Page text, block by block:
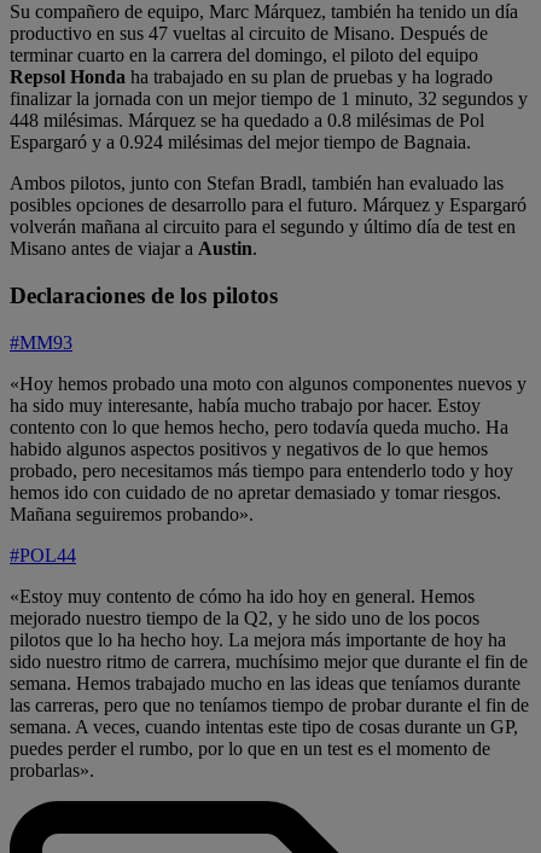
Su compañero de equipo, Marc Márquez, también ha tenido un día
productivo en sus 47 vueltas al circuito de Misano. Después de
terminar cuarto en la carrera del domingo, el piloto del equipo
Repsol Honda ha trabajado en su plan de pruebas y ha logrado
finalizar la jornada con un mejor tiempo de 1 minuto, 32 segundos y
448 milésimas. Márquez se ha quedado a 0.8 milésimas de Pol
Espargaró y a 0.924 milésimas del mejor tiempo de Bagnaia.
Ambos pilotos, junto con Stefan Bradl, también han evaluado las
posibles opciones de desarrollo para el futuro. Márquez y Espargaró
volverán mañana al circuito para el segundo y último día de test en
Misano antes de viajar a Austin.
Declaraciones de los pilotos
#MM93
«Hoy hemos probado una moto con algunos componentes nuevos y
ha sido muy interesante, había mucho trabajo por hacer. Estoy
contento con lo que hemos hecho, pero todavía queda mucho. Ha
habido algunos aspectos positivos y negativos de lo que hemos
probado, pero necesitamos más tiempo para entenderlo todo y hoy
hemos ido con cuidado de no apretar demasiado y tomar riesgos.
Mañana seguiremos probando».
#POL44
«Estoy muy contento de cómo ha ido hoy en general. Hemos
mejorado nuestro tiempo de la Q2, y he sido uno de los pocos
pilotos que lo ha hecho hoy. La mejora más importante de hoy ha
sido nuestro ritmo de carrera, muchísimo mejor que durante el fin de
semana. Hemos trabajado mucho en las ideas que teníamos durante
las carreras, pero que no teníamos tiempo de probar durante el fin de
semana. A veces, cuando intentas este tipo de cosas durante un GP,
puedes perder el rumbo, por lo que en un test es el momento de
probarlas».